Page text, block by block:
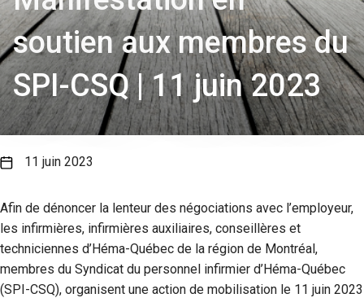
soutien aux membres du
SPI-CSQ | 11 juin 2023
11 juin 2023
Afin de dénoncer la lenteur des négociations avec l’employeur,
les infirmières, infirmières auxiliaires, conseillères et
techniciennes d’Héma-Québec de la région de Montréal,
membres du Syndicat du personnel infirmier d’Héma-Québec
(SPI-CSQ), organisent une action de mobilisation le 11 juin 2023